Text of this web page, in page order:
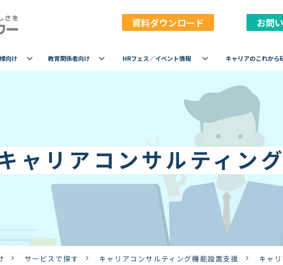
資料ダウンロード お問
向け 教育関係者向け HRフェス／イベント情報 キャリアのこれから
ャリアコンサルティン
サービスで探す キャリアコンサルティング機能設置支援 キャ